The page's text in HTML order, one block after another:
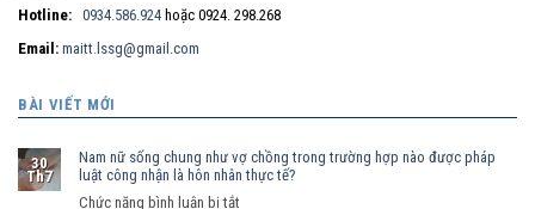
Hotline: 0934.586.924 hoặc 0924. 298.268
Email: maitt.lssg@gmail.com
BÀI VIẾT MỚI
30
Th7
Nam nữ sống chung như vợ chồng trong trường hợp nào được pháp
luật công nhận là hôn nhân thực tế?
Chức năng bình luận bị tắt